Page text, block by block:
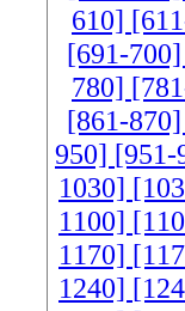
610]
[691-700]
780]
[861-870]
950] [951-
1030]
1100]
1170]
1240]